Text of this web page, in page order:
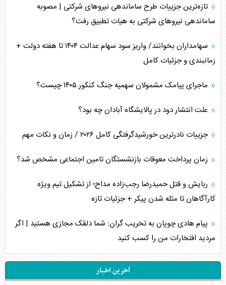
تازه‌ترین جزییات طرح ساماندهی نیرو‌های شرکتی | مصوبه
ساماندهی نیرو‌های شرکتی به هیات تطبیق رفت؟
سهامداران بخوانند/ واریز سود سهام عدالت ۱۴۰۴ تا هفته دولت +
زمانبندی و جزئیات کامل
ماجرای پیامک مشمولان سهمیه جنگ کنکور ۱۴۰۵ چیست؟
علت انتشار دود در پالایشگاه آبادان چه بود؟
جزییات نادرترین خورشیدگرفتگی کامل ۲۰۲۶ / زمان و نکات مهم
زمان پرداخت معوقات بازنشستگان تامین اجتماعی مشخص شد؟
ربایش و قتل حمیدرضا رجب‌زاده مداح؛ از تشکیل تیم ویژه
کارآگاهان تا مثله شدن پیکر + جزئیات تازه
پیام هادی چوپان به تخریب گران: شما دلقک مجازی هستید | اگر
مردید افتخارات من را کسب کنید
آخرین اخبار